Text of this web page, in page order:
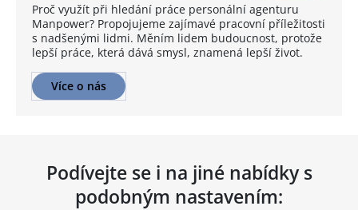
Proč využít při hledání práce personální agenturu
Manpower? Propojujeme zajímavé pracovní příležitosti
s nadšenými lidmi. Měním lidem budoucnost, protože
lepší práce, která dává smysl, znamená lepší život.
Více o nás
Podívejte se i na jiné nabídky s
podobným nastavením: